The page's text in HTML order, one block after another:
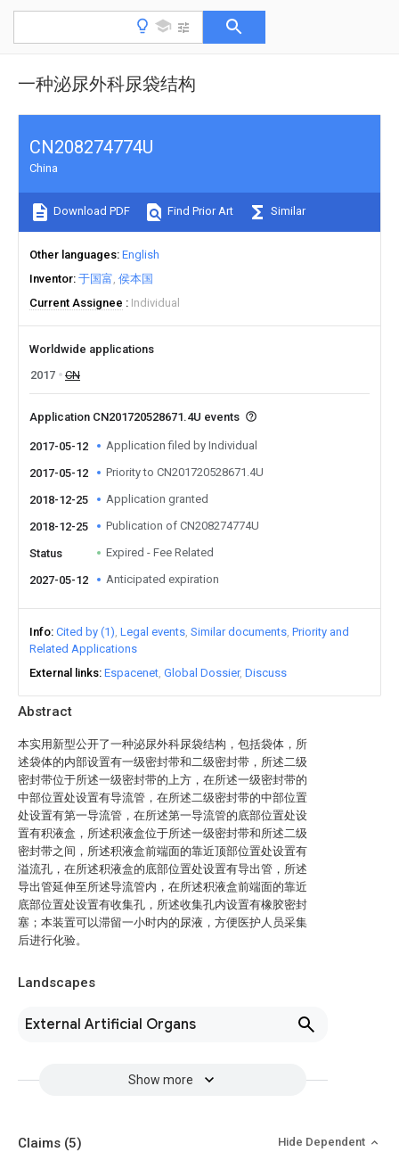
一种泌尿外科尿袋结构
Abstract
本实用新型公开了一种泌尿外科尿袋结构，包括袋体，所
述袋体的内部设置有一级密封带和二级密封带，所述二级
密封带位于所述一级密封带的上方，在所述一级密封带的
中部位置处设置有导流管，在所述二级密封带的中部位置
处设置有第一导流管，在所述第一导流管的底部位置处设
置有积液盒，所述积液盒位于所述一级密封带和所述二级
密封带之间，所述积液盒前端面的靠近顶部位置处设置有
溢流孔，在所述积液盒的底部位置处设置有导出管，所述
导出管延伸至所述导流管内，在所述积液盒前端面的靠近
底部位置处设置有收集孔，所述收集孔内设置有橡胶密封
塞；本装置可以滞留一小时内的尿液，方便医护人员采集
后进行化验。
Landscapes
External Artificial Organs
Show more
CN208274774U
China
Download PDF Find Prior Art Similar
Other languages English
Inventor 于国富 侯本国
Current Assignee
Individual
Worldwide applications
2017
CN
Application CN201720528671.4U events
2017-05-12 Application filed by Individual
2017-05-12 Priority to CN201720528671.4U
2018-12-25 Application granted
2018-12-25 Publication of CN208274774U
Status Expired - Fee Related
2027-05-12 Anticipated expiration
Info Cited by (1) Legal events Similar documents Priority and
Related Applications
External links Espacenet Global Dossier Discuss
Claims (5) Hide Dependent